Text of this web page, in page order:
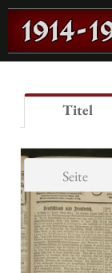
Titel
Seite